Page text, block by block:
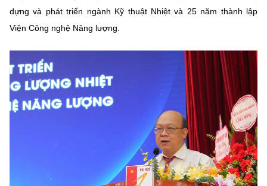
Năng lượng nguyên tử
Tin tổng hợp
Tin địa phương
Chuyển đổi số
Sở hữu trí tuệ
Tiêu chuẩn, đo lường, chất lượng
Khác
Videos
Infographic
Ảnh
Voice
dựng và phát triển ngành Kỹ thuật Nhiệt và 25 năm thành lập
Viện Công nghệ Năng lượng.